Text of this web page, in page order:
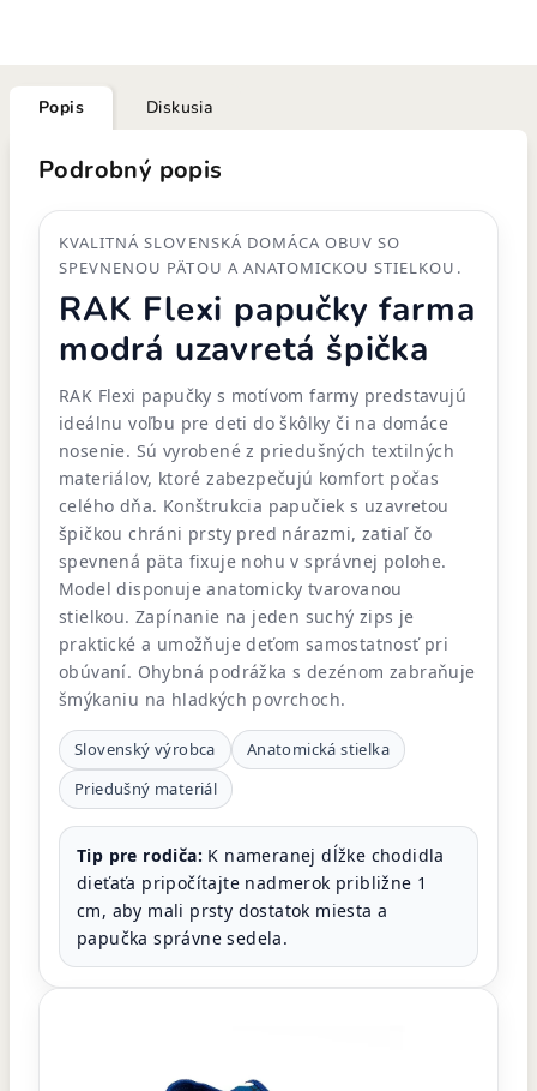
Popis Diskusia
Podrobný popis
KVALITNÁ SLOVENSKÁ DOMÁCA OBUV SO
SPEVNENOU PÄTOU A ANATOMICKOU STIELKOU.
RAK Flexi papučky farma
modrá uzavretá špička
RAK Flexi papučky s motívom farmy predstavujú
ideálnu voľbu pre deti do škôlky či na domáce
nosenie. Sú vyrobené z priedušných textilných
materiálov, ktoré zabezpečujú komfort počas
celého dňa. Konštrukcia papučiek s uzavretou
špičkou chráni prsty pred nárazmi, zatiaľ čo
spevnená päta fixuje nohu v správnej polohe.
Model disponuje anatomicky tvarovanou
stielkou. Zapínanie na jeden suchý zips je
praktické a umožňuje deťom samostatnosť pri
obúvaní. Ohybná podrážka s dezénom zabraňuje
šmýkaniu na hladkých povrchoch.
Slovenský výrobca
Anatomická stielka
Priedušný materiál
Tip pre rodiča: K nameranej dĺžke chodidla
dieťaťa pripočítajte nadmerok približne 1
cm, aby mali prsty dostatok miesta a
papučka správne sedela.